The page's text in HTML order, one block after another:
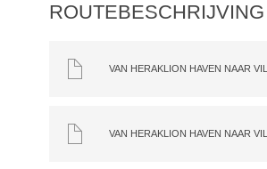
ROUTEBESCHRIJVING